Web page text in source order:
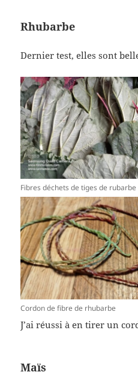
Rhubarbe
Dernier test, elles sont
Fibres déchets de tiges de rubarbe
Cordon de fibre de rhubarbe
J’ai réussi à en tirer un
Maïs